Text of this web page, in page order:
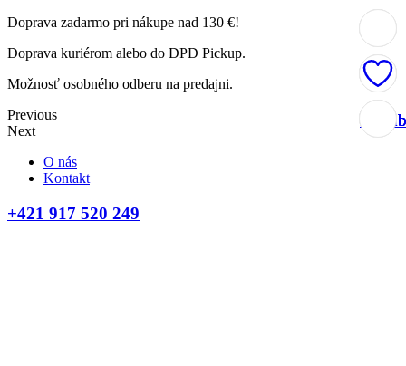
Doprava zadarmo pri nákupe nad 130 €!
Doprava kuriérom alebo do DPD Pickup.
Možnosť osobného odberu na predajni.
Previous
Next
O nás
Kontakt
+421 917 520 249